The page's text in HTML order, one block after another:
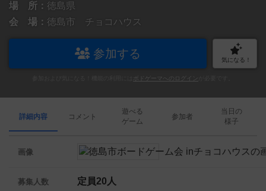
場 所： 徳島県
会 場： 徳島市 チョコハウス
参加する 気になる！
ボドゲーマへのログイン
詳細内容 コメント
遊べる
ゲーム
参加者
当日の
様子
画像
募集人数 定員20人